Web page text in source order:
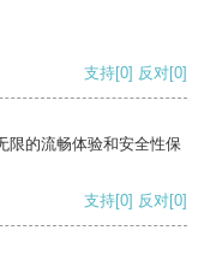
支持[0] 反对[0]
限的流畅体验和安全性保
支持[0] 反对[0]